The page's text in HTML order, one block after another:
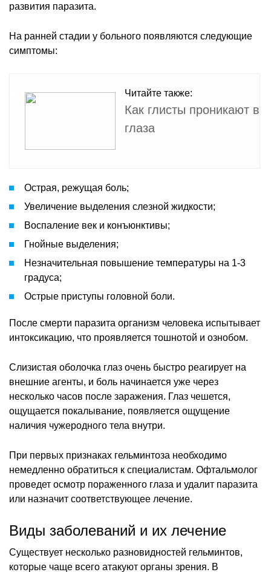
развития паразита.
На ранней стадии у больного появляются следующие
симптомы:
Читайте также:
Как глисты проникают в
глаза
Острая, режущая боль;
Увеличение выделения слезной жидкости;
Воспаление век и конъюнктивы;
Гнойные выделения;
Незначительная повышение температуры на 1-3
градуса;
Острые приступы головной боли.
После смерти паразита организм человека испытывает
интоксикацию, что проявляется тошнотой и ознобом.
Слизистая оболочка глаз очень быстро реагирует на
внешние агенты, и боль начинается уже через
несколько часов после заражения. Глаз чешется,
ощущается покалывание, появляется ощущение
наличия чужеродного тела внутри.
При первых признаках гельминтоза необходимо
немедленно обратиться к специалистам. Офтальмолог
проведет осмотр пораженного глаза и удалит паразита
или назначит соответствующее лечение.
Виды заболеваний и их лечение
Существует несколько разновидностей гельминтов,
которые чаще всего атакуют органы зрения. В